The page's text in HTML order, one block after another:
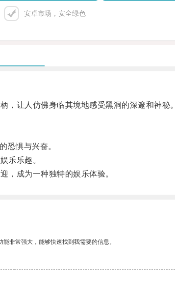
安卓市场，安全绿色
让人仿佛身临其境地感受黑洞的深邃和神秘。
惧与兴奋。
乐乐趣。
成为一种独特的娱乐体验。
非常强大，能够快速找到我需要的信息。